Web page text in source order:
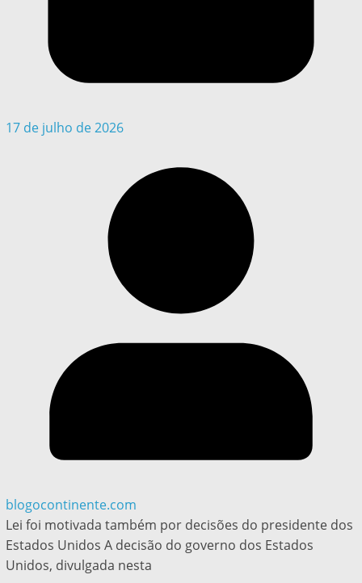
17 de julho de 2026
blogocontinente.com
Lei foi motivada também por decisões do presidente dos
Estados Unidos A decisão do governo dos Estados
Unidos, divulgada nesta